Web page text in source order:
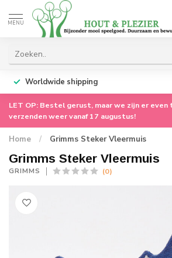
MENU
Worldwide shipping
LET OP: Bestel gerust, maar we zijn er even
verzenden weer vanaf 17 augustus!
Home / Grimms Steker Vleermuis
Grimms Steker Vleermuis
GRIMMS (0)